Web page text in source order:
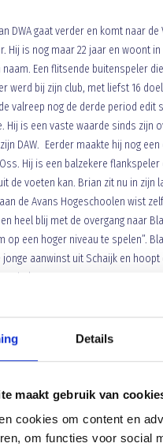
Details
maakt gebruik van
cookies om content en
om functies voor social
DWA gaat verder en komt naar de
Hij is nog maar 22 jaar en woont in
naam. Een flitsende buitenspeler
werd bij zijn club, met liefst 16
valreep nog de derde period edit
Hij is een vaste waarde sinds zijn
DAW. Eerder maakte hij nog
Oss. Hij is een balzekere
de voeten kan. Brian zit nu in zijn
de Avans Hogeschoolen wist
heel blij met de overgang naar
op een hoger niveau te spelen”.
jonge aanwinst uit Schaijk en
Frans van Leiden Lid